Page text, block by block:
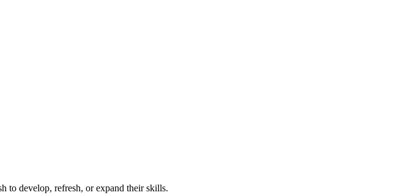
to develop, refresh, or expand their skills.